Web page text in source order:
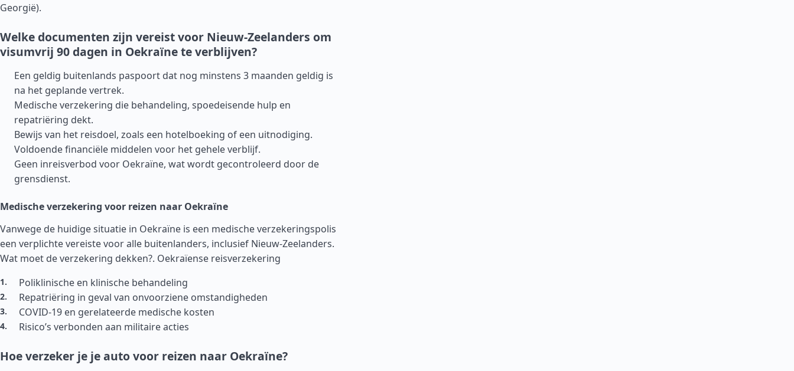
Georgië).
Welke documenten zijn vereist voor Nieuw-Zeelanders om
visumvrij 90 dagen in Oekraïne te verblijven?
Een geldig buitenlands paspoort dat nog minstens 3 maanden geldig is
na het geplande vertrek.
Medische verzekering die behandeling, spoedeisende hulp en
repatriëring dekt.
Bewijs van het reisdoel, zoals een hotelboeking of een uitnodiging.
Voldoende financiële middelen voor het gehele verblijf.
Geen inreisverbod voor Oekraïne, wat wordt gecontroleerd door de
grensdienst.
Medische verzekering voor reizen naar Oekraïne
Vanwege de huidige situatie in Oekraïne is een medische verzekeringspolis
een verplichte vereiste voor alle buitenlanders, inclusief Nieuw-Zeelanders.
Wat moet de verzekering dekken?. Oekraïense reisverzekering
Poliklinische en klinische behandeling
Repatriëring in geval van onvoorziene omstandigheden
COVID-19 en gerelateerde medische kosten
Risico’s verbonden aan militaire acties
Hoe verzeker je je auto voor reizen naar Oekraïne?